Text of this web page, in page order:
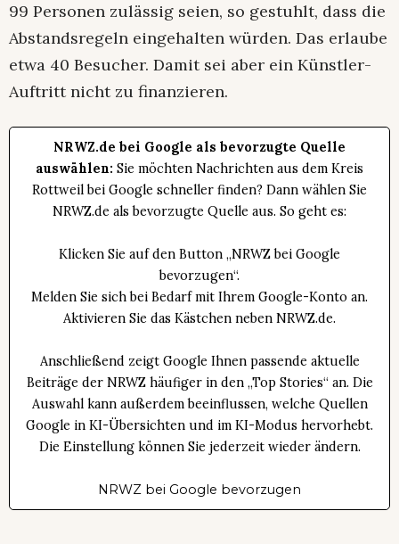
99 Personen zulässig seien, so gestuhlt, dass die
Abstandsregeln eingehalten würden. Das erlaube
etwa 40 Besucher. Damit sei aber ein Künstler-
Auftritt nicht zu finanzieren.
NRWZ.de bei Google als bevorzugte Quelle
auswählen: Sie möchten Nachrichten aus dem Kreis
Rottweil bei Google schneller finden? Dann wählen Sie
NRWZ.de als bevorzugte Quelle aus. So geht es:
Klicken Sie auf den Button „NRWZ bei Google
bevorzugen“.
Melden Sie sich bei Bedarf mit Ihrem Google-Konto an.
Aktivieren Sie das Kästchen neben NRWZ.de.
Anschließend zeigt Google Ihnen passende aktuelle
Beiträge der NRWZ häufiger in den „Top Stories“ an. Die
Auswahl kann außerdem beeinflussen, welche Quellen
Google in KI-Übersichten und im KI-Modus hervorhebt.
Die Einstellung können Sie jederzeit wieder ändern.
NRWZ bei Google bevorzugen